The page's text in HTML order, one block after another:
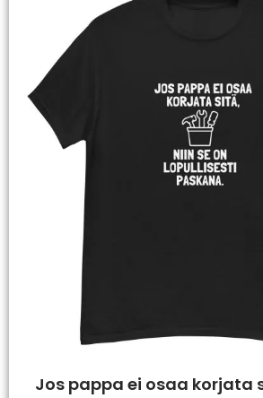
Jos pappa ei osaa korjata